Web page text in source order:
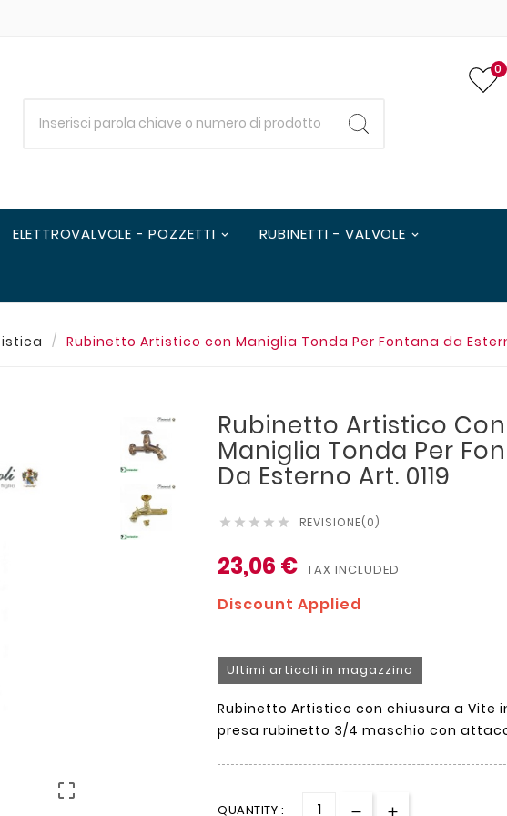
0
ELETTROVALVOLE - POZZETTI RUBINETTI - VALVOLE
Rubinetto Artistico con Maniglia Tonda Per Fontana da

Rubinetto Artistico Con
Maniglia Tonda Per
Da Esterno Art. 0119
     REVISIONE(0)
23,06 € TAX INCLUDED
Discount Applied
Ultimi articoli in magazzino
Rubinetto Artistico con chiusura a Vite
presa rubinetto 3/4 maschio con
QUANTITY :